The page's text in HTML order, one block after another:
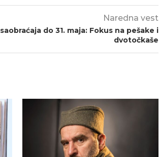
Naredna vest
do 31. maja: Fokus na pešake i
dvotočkaše